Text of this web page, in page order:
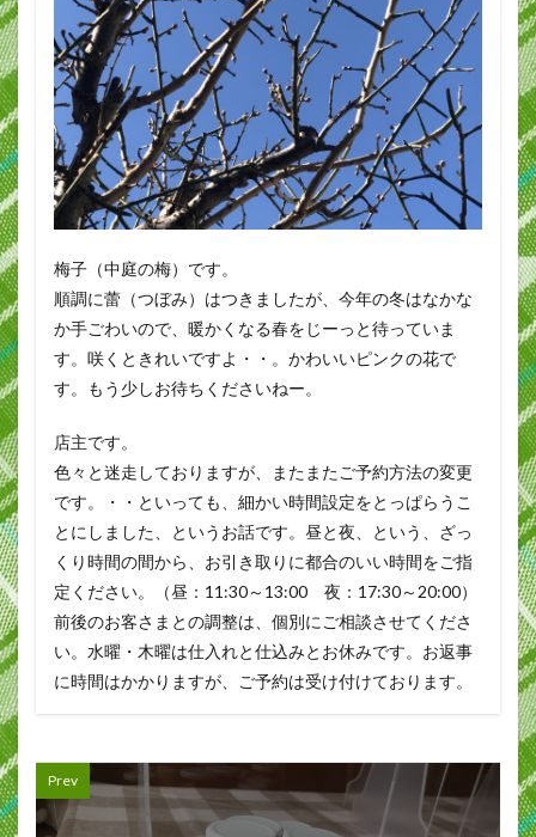
梅子（中庭の梅）です。
順調に蕾（つぼみ）はつきましたが、今年の冬はなかな
か手ごわいので、暖かくなる春をじーっと待っていま
す。咲くときれいですよ・・。かわいいピンクの花で
す。もう少しお待ちくださいねー。
店主です。
色々と迷走しておりますが、またまたご予約方法の変更
です。・・といっても、細かい時間設定をとっぱらうこ
とにしました、というお話です。昼と夜、という、ざっ
くり時間の間から、お引き取りに都合のいい時間をご指
定ください。（昼：11:30～13:00 夜：17:30～20:00）
前後のお客さまとの調整は、個別にご相談させてくださ
い。水曜・木曜は仕入れと仕込みとお休みです。お返事
に時間はかかりますが、ご予約は受け付けております。
Prev